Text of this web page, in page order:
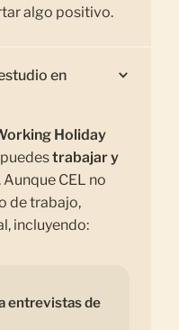
algo positivo.
en
Holiday
puedestrabajar y
Aunque CEL no
de trabajo,
incluyendo:
entrevistas de